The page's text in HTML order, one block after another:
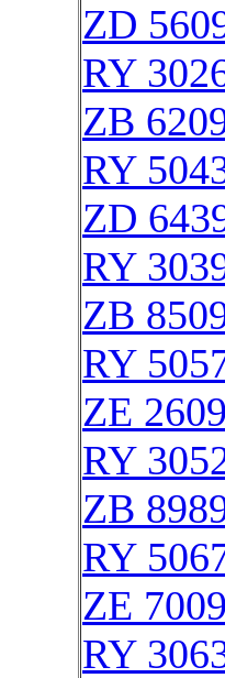
ZD
RY
ZB
RY
ZD
RY
ZB
RY
ZE
RY
ZB
RY
ZE
RY